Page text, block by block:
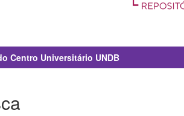
Centro Universitário UNDB